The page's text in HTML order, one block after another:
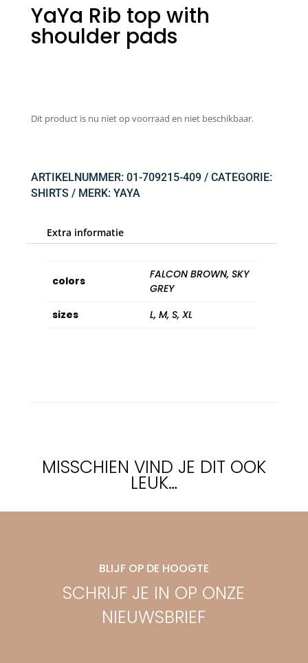
YaYa Rib top with
shoulder pads
Dit product is nu niet op voorraad en niet beschikbaar.
ARTIKELNUMMER: 01-709215-409
CATEGORIE:
SHIRTS
MERK: YAYA
Extra informatie
colors
FALCON BROWN, SKY
GREY
sizes
L, M, S, XL
MISSCHIEN VIND JE DIT OOK
LEUK…
BLIJF OP DE HOOGTE
SCHRIJF JE IN OP ONZE
NIEUWSBRIEF